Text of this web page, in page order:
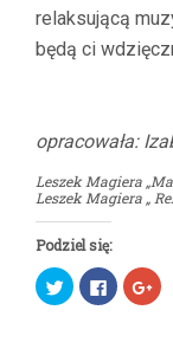
relaksującą
będą ci
opracowała:
Leszek Magiera
Leszek Magiera „
Podziel się:
Udostępnij
na
Twitterze(Otwiera
Click
to
share
Click
to